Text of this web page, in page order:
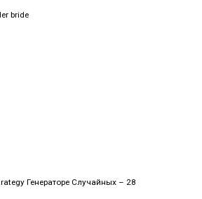
bride
Генераторе Случайных – 28